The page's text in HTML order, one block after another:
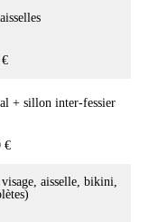
+ sillon inter-fessier
€
aisselle, bikini,